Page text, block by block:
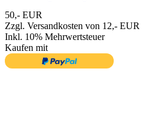
50,- EUR
Zzgl. Versandkosten von 12,- EUR
Inkl. 10% Mehrwertsteuer
Kaufen mit